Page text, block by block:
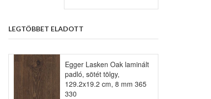
LEGTÖBBET ELADOTT
Egger Lasken Oak laminált
padló, sötét tölgy,
129.2x19.2 cm, 8 mm 365
330